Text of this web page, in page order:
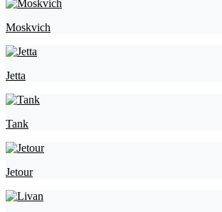
Moskvich
Jetta
Tank
Jetour